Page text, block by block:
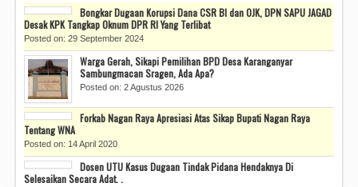
Bongkar Dugaan Korupsi Dana CSR BI dan OJK, DPN SAPU JAGAD
Desak KPK Tangkap Oknum DPR RI Yang Terlibat
Posted on: 29 September 2024
Warga Gerah, Sikapi Pemilihan BPD Desa Karanganyar
Sambungmacan Sragen, Ada Apa?
Posted on: 2 Agustus 2026
Forkab Nagan Raya Apresiasi Atas Sikap Bupati Nagan Raya
Tentang WNA
Posted on: 14 April 2020
Dosen UTU Kasus Dugaan Tindak Pidana Hendaknya Di
Selesaikan Secara Adat. .